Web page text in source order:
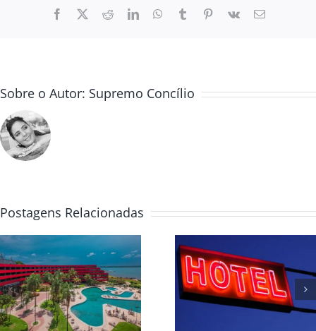
Facebook
X RedditLinkedInWhatsApp
TumblrPinterest
Vk
E-
Sobre o Autor: Supremo Concílio
Postagens Relacionadas
Relação de Hotéis
para Convenção
Global ICB
Relação de
para Cotação
Hospedagem